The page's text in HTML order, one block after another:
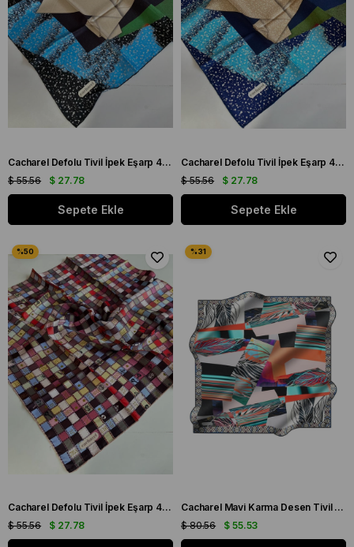
Cacharel Defolu Tivil İpek Eşarp 41960 Siyah Karışık Desen
$ 27.78
$ 55.56
Sepete Ekle
Cacharel Defolu Tivil İpek Eşarp 41961 Lacivert Karışık Desen
$ 27.78
$ 55.56
Sepete Ekle
Cacharel Defolu Tivil İpek Eşarp 41976 Mavi Karışık Desen
$ 27.78
$ 55.56
Cacharel Mavi Karma Desen Tivil İpek Eşarp 8790313 - 921 - 35965
$ 55.53
$ 80.56